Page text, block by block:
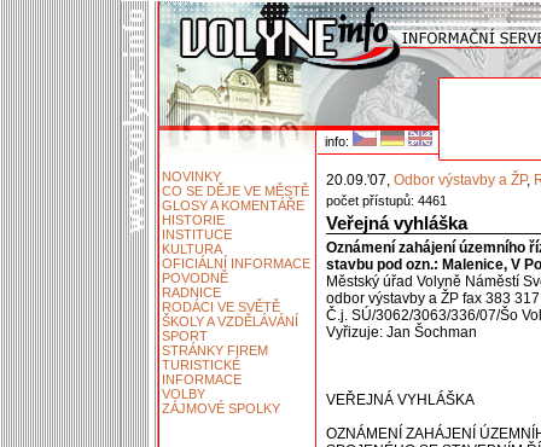
info:
NOVINKY
CO SE DĚJE VE MĚSTĚ
GLOSY A KOMENTÁŘE
HISTORIE
INSTITUCE
KULTURA
OFICIÁLNÍ INFORMACE
POVODNĚ
RADNICE
RODÁCI VE SVĚTĚ
ŠKOLY A VZDĚLÁVÁNÍ
SPORT
STRÁNKY FIREM
TURISTICKÉ
INFORMACE
VOLBY
ZÁJMOVÉ SPOLKY
20.09.'07, Odbor výstavby a ŽP,
počet přístupů: 4461
Veřejná vyhláška
Oznámení zahájení územního
stavbu pod ozn.: Malenice, V
Městský úřad Volyně Náměstí
odbor výstavby a ŽP fax 383
Č.j. SÚ/3062/3063/336/07/Šo
Vyřizuje: Jan Šochman
VEŘEJNÁ VYHLÁŠKA
OZNÁMENÍ ZAHÁJENÍ